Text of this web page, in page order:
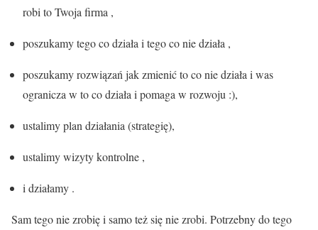
robi to Twoja firma ,
poszukamy tego co działa i tego co nie działa ,
poszukamy rozwiązań jak zmienić to co nie działa i was
ogranicza w to co działa i pomaga w rozwoju :),
ustalimy plan działania (strategię),
ustalimy wizyty kontrolne ,
i działamy .
Sam tego nie zrobię i samo też się nie zrobi. Potrzebny do tego